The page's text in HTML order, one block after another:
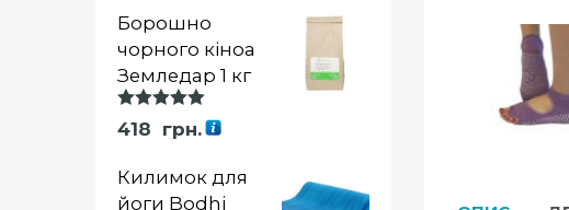
Борошно
чорного кіноа
Земледар 1 кг
Оцінка
5.00із 5
418 грн.
Килимок для
йоги Bodhi